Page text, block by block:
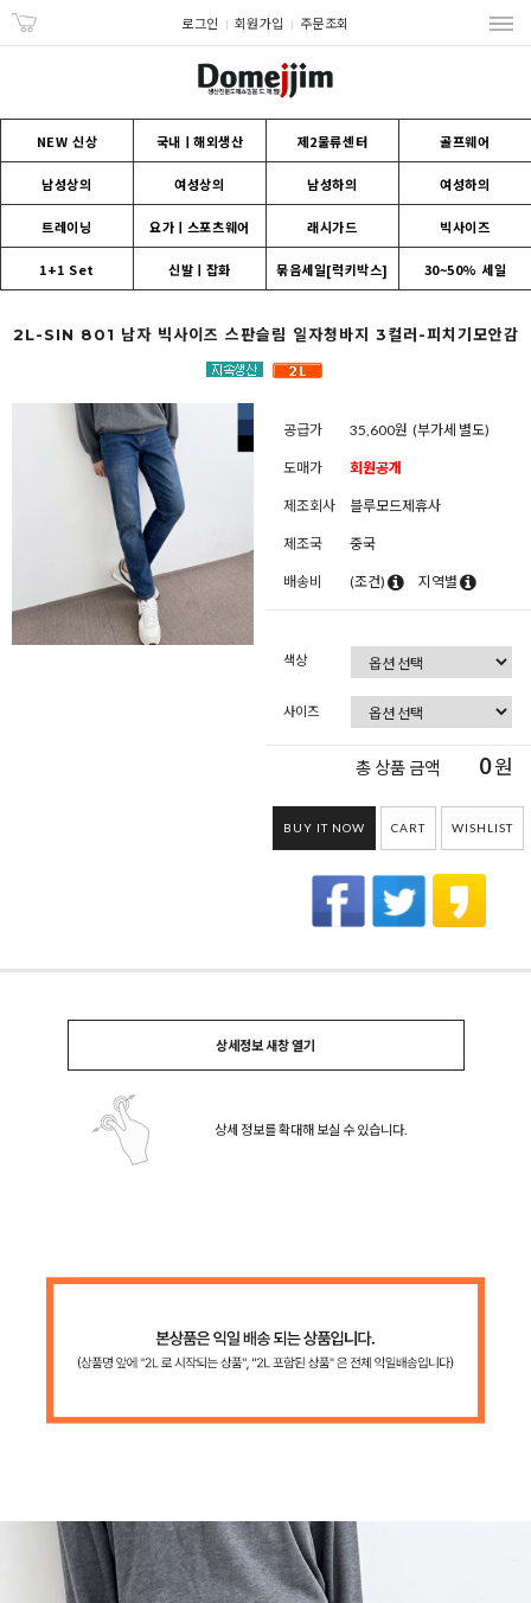
로그인 회원가입 주문조회
NEW 신상 국내ㅣ해외생산 제2물류센터 골프웨어
남성상의 여성상의 남성하의 여성하의
트레이닝 요가ㅣ스포츠웨어 래시가드 빅사이즈
1+1 Set 신발ㅣ잡화 묶음세일[럭키박스] 30~50% 세일
2L-SIN 801 남자 빅사이즈 스판슬림 일자청바지 3컬러-피치기모안감
공급가 35,600원 (부가세 별도)
도매가 회원공개
제조회사 블루모드제휴사
제조국 중국
배송비 (조건) 지역별
색상
사이즈
총 상품 금액 0원
BUY IT NOW CART WISHLIST
상세정보 새창 열기
상세 정보를 확대해 보실 수 있습니다.